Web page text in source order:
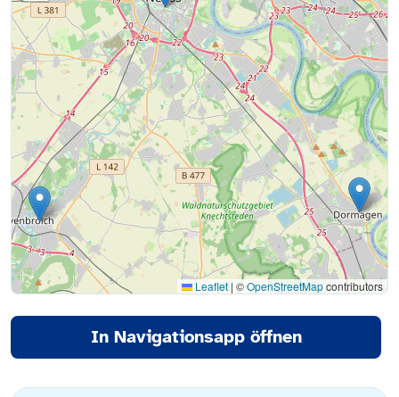
Leaflet | ©OpenStreetMapcontributors
In Navigationsapp öffnen